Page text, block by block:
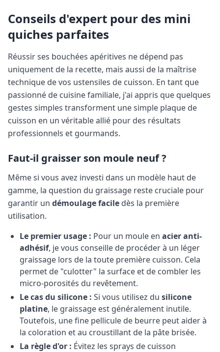
Conseils d'expert pour des mini
quiches parfaites
Réussir ses bouchées apéritives ne dépend pas
uniquement de la recette, mais aussi de la maîtrise
technique de vos ustensiles de cuisson. En tant que
passionné de cuisine familiale, j'ai appris que quelques
gestes simples transforment une simple plaque de
cuisson en un véritable allié pour des résultats
professionnels et gourmands.
Faut-il graisser son moule neuf ?
Même si vous avez investi dans un modèle haut de
gamme, la question du graissage reste cruciale pour
garantir un démoulage facile dès la première
utilisation.
Le premier usage : Pour un moule en acier anti-
adhésif, je vous conseille de procéder à un léger
graissage lors de la toute première cuisson. Cela
permet de "culotter" la surface et de combler les
micro-porosités du revêtement.
Le cas du silicone : Si vous utilisez du silicone
platine, le graissage est généralement inutile.
Toutefois, une fine pellicule de beurre peut aider à
la coloration et au croustillant de la pâte brisée.
La règle d'or : Évitez les sprays de cuisson